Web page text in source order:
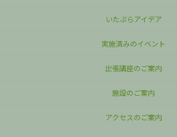
いたぷらアイデア
実施済みのイベント
出張講座のご案内
施設のご案内
アクセスのご案内